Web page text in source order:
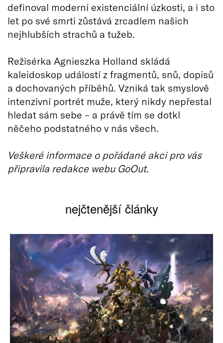
definoval moderní existenciální úzkosti, a i sto
let po své smrti zůstává zrcadlem našich
nejhlubších strachů a tužeb.
Režisérka Agnieszka Holland skládá
kaleidoskop událostí z fragmentů, snů, dopisů
a dochovaných příběhů. Vzniká tak smyslově
intenzivní portrét muže, který nikdy nepřestal
hledat sám sebe – a právě tím se dotkl
něčeho podstatného v nás všech.
Veškeré informace o pořádané akci pro vás
připravila redakce webu GoOut.
nejčtenější články